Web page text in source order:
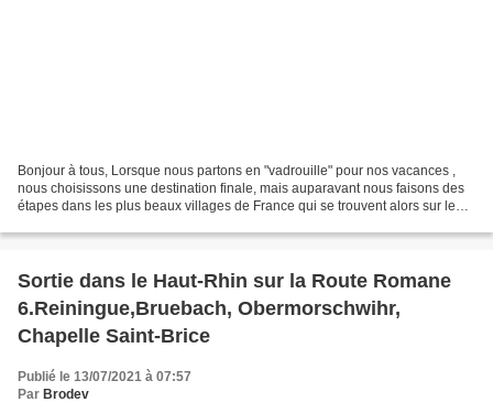
Bonjour à tous, Lorsque nous partons en "vadrouille" pour nos vacances ,
nous choisissons une destination finale, mais auparavant nous faisons des
étapes dans les plus beaux villages de France qui se trouvent alors sur le
Sortie dans le Haut-Rhin sur la Route Romane
6.Reiningue,Bruebach, Obermorschwihr,
Chapelle Saint-Brice
Publié le 13/07/2021 à 07:57
Par Brodev